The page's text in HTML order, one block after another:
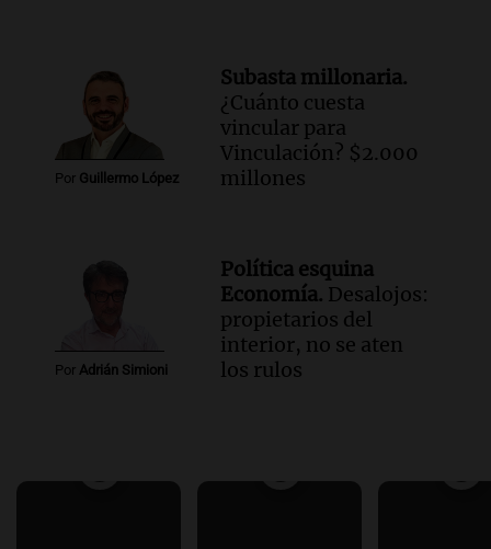
Por Guillermo López
Subasta millonaria.
¿Cuánto cuesta
vincular para
Vinculación? $2.000
millones
Por Adrián Simioni
Política esquina
Economía. Desalojos:
propietarios del
interior, no se aten
los rulos